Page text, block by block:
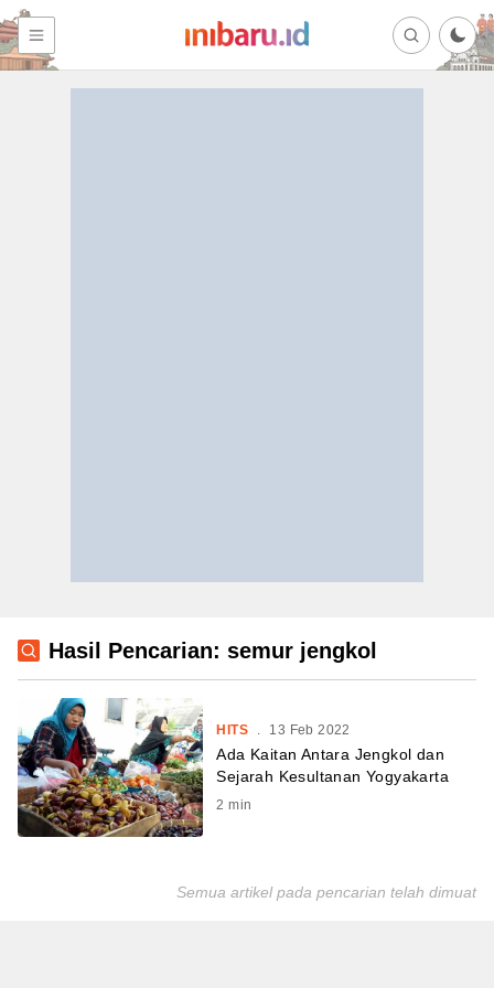
Hasil Pencarian: semur jengkol
HITS . 13 Feb 2022
Ada Kaitan Antara Jengkol dan
Sejarah Kesultanan Yogyakarta
2 min
Semua artikel pada pencarian telah dimuat